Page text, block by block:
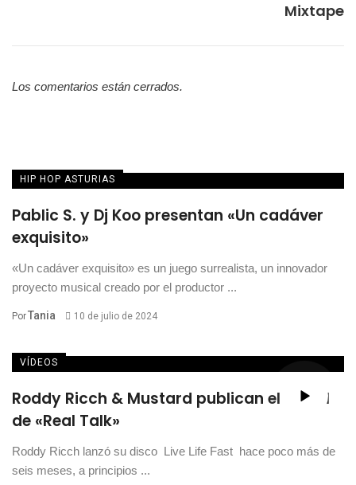
Mixtape
Los comentarios están cerrados.
HIP HOP ASTURIAS
Pablic S. y Dj Koo presentan «Un cadáver
exquisito»
«Un cadáver exquisito» es un juego surrealista, un innovador
proyecto musical creado por el productor ...
PorTania 10 de julio de 2024
VÍDEOS
Roddy Ricch & Mustard publican el visual
de «Real Talk»
Roddy Ricch lanzó su disco Live Life Fast hace poco más de
seis meses, a principios ...